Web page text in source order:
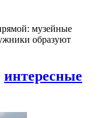
музейные
образуют
интересные